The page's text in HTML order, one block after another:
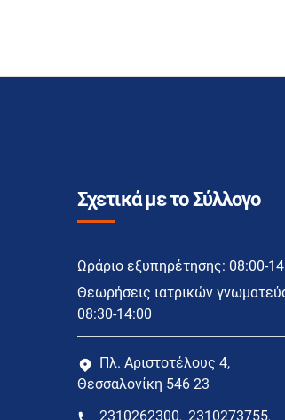
Σχετικά με το Σύλλογο
Ωράριο εξυπηρέτησης: 08:00-
Θεωρήσεις ιατρικών
08:30-14:00
Πλ. Αριστοτέλους 4,
Θεσσαλονίκη 546 23
2310262300, 2310273755,